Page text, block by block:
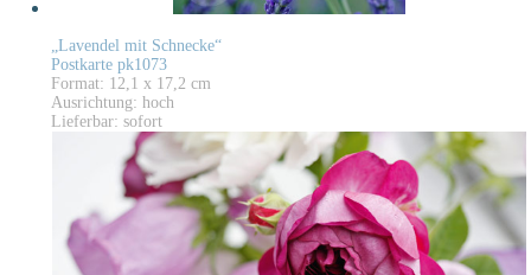
„Lavendel mit Schnecke“
Postkarte pk1073
Format: 12,1 x 17,2 cm
Ausrichtung: hoch
Lieferbar: sofort